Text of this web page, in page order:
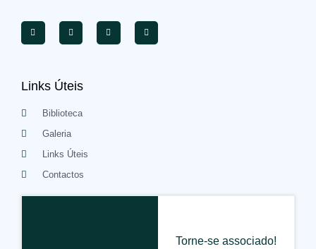
Links Úteis
Biblioteca
Galeria
Links Úteis
Contactos
Torne-se associado!